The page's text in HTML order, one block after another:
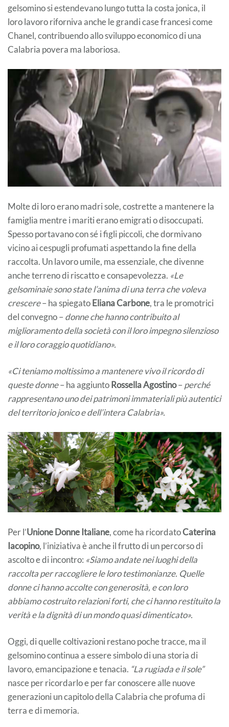
gelsomino si estendevano lungo tutta la costa jonica, il
loro lavoro riforniva anche le grandi case francesi come
Chanel, contribuendo allo sviluppo economico di una
Calabria povera ma laboriosa.
Molte di loro erano madri sole, costrette a mantenere la
famiglia mentre i mariti erano emigrati o disoccupati.
Spesso portavano con sé i figli piccoli, che dormivano
vicino ai cespugli profumati aspettando la fine della
raccolta. Un lavoro umile, ma essenziale, che divenne
anche terreno di riscatto e consapevolezza. «Le
gelsominaie sono state l’anima di una terra che voleva
crescere– ha spiegatoEliana Carbone, tra le promotrici
del convegno – donne che hanno contribuito al
miglioramento della società con il loro impegno silenzioso
e il loro coraggio quotidiano».
«Ci teniamo moltissimo a mantenere vivo il ricordo di
queste donne– ha aggiunto Rossella Agostino– perché
rappresentano uno dei patrimoni immateriali più autentici
del territorio jonico e dell’intera Calabria».
Per l’Unione Donne Italiane, come ha ricordatoCaterina
Iacopino, l’iniziativa è anche il frutto di un percorso di
ascolto e di incontro: «Siamo andate nei luoghi della
raccolta per raccogliere le loro testimonianze. Quelle
donne ci hanno accolte con generosità, e con loro
abbiamo costruito relazioni forti, che ci hanno restituito la
verità e la dignità di un mondo quasi dimenticato».
Oggi, di quelle coltivazioni restano poche tracce, ma il
gelsomino continua a essere simbolo di una storia di
lavoro, emancipazione e tenacia. “La rugiada e il sole”
nasce per ricordarlo e per far conoscere alle nuove
generazioni un capitolo della Calabria che profuma di
terra e di memoria.